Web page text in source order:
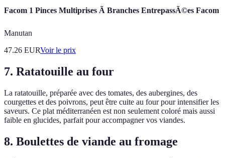
Facom 1 Pinces Multiprises Ã Branches EntrepassÃ©es Facom
Manutan
47.26 EURVoir le prix
7. Ratatouille au four
La ratatouille, préparée avec des tomates, des aubergines, des
courgettes et des poivrons, peut être cuite au four pour intensifier les
saveurs. Ce plat méditerranéen est non seulement coloré mais aussi
faible en glucides, parfait pour accompagner vos viandes.
8. Boulettes de viande au fromage